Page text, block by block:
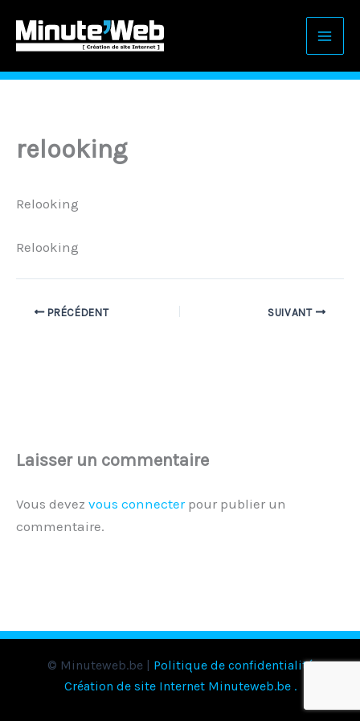
contenu
relooking
Relooking
Relooking
PRÉCÉDENT SUIVANT
Laisser un commentaire
Vous devez vous connecterpour publier un
commentaire.
© Minuteweb.be | Politique de confidentialité
Création de site Internet Minuteweb.be .